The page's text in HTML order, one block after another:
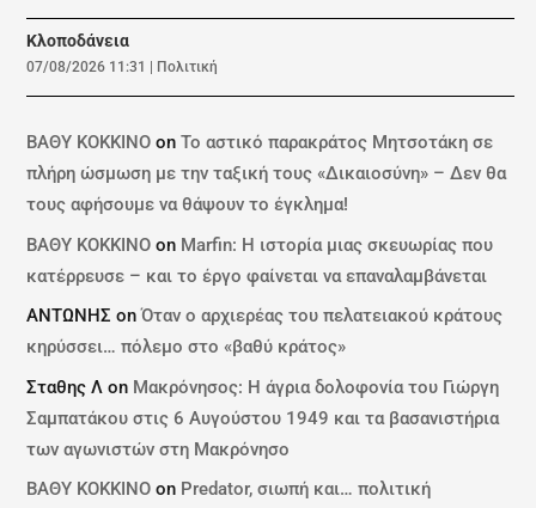
Κλοποδάνεια
07/08/2026 11:31 Πολιτική
ΒΑΘΥ ΚΟΚΚΙΝΟ onΤο αστικό παρακράτος Μητσοτάκη σε
πλήρη ώσμωση με την ταξική τους «Δικαιοσύνη» – Δεν θα
τους αφήσουμε να θάψουν το έγκλημα!
ΒΑΘΥ ΚΟΚΚΙΝΟ on Marfin: Η ιστορία μιας σκευωρίας που
κατέρρευσε – και το έργο φαίνεται να επαναλαμβάνεται
ΑΝΤΩΝΗΣ onΌταν ο αρχιερέας του πελατειακού κράτους
κηρύσσει… πόλεμο στο «βαθύ κράτος»
Σταθης Λ on Μακρόνησος: Η άγρια δολοφονία του Γιώργη
Σαμπατάκου στις 6 Αυγούστου 1949 και τα βασανιστήρια
των αγωνιστών στη Μακρόνησο
ΒΑΘΥ ΚΟΚΚΙΝΟ on Predator, σιωπή και… πολιτική